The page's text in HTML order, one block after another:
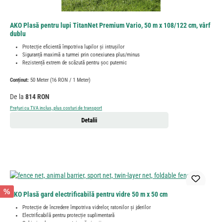
AKO Plasă pentru lupi TitanNet Premium Vario, 50 m x 108/122 cm, vârf
dublu
Protecție eficientă împotriva lupilor și intrușilor
Siguranță maximă a turmei prin conexiunea plus/minus
Rezistență extrem de scăzută pentru șoc puternic
Conținut: 50 Meter (16 RON / 1 Meter)
Preț obișnuit:
De la 814 RON
Prețuri cu TVA inclus, plus costuri de transport
Detalii
% AKO Plasă gard electrificabilă pentru vidre 50 m x 50 cm
Protecție de încredere împotriva vidrelor, ratonilor și jderilor
Electrificabilă pentru protecție suplimentară